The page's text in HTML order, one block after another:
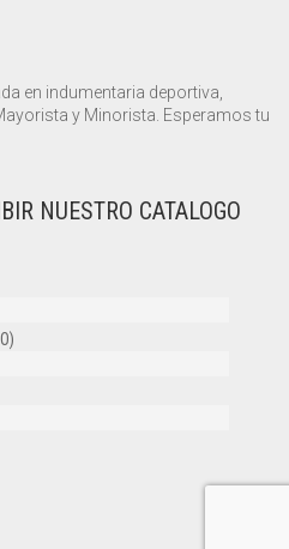
en indumentaria deportiva,
y Minorista. Esperamos tu
NUESTRO CATALOGO